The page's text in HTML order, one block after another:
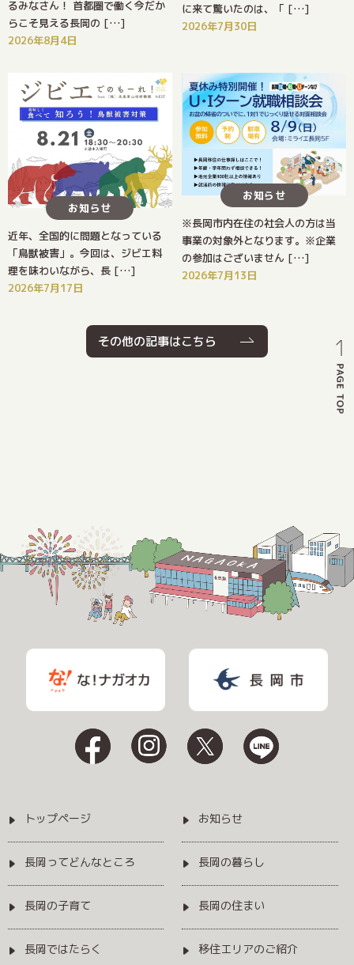
るみなさん！ 首都圏で働く今だか
らこそ見える長岡の […]
2026年8月4日
に来て驚いたのは、「 […]
2026年7月30日
お知らせ
近年、全国的に問題となっている
「鳥獣被害」。今回は、ジビエ料
理を味わいながら、長 […]
2026年7月17日
お知らせ
※長岡市内在住の社会人の方は当
事業の対象外となります。※企業
の参加はございません […]
2026年7月13日
その他の記事はこちら
トップページ
長岡ってどんなところ
長岡の子育て
長岡ではたらく
お知らせ
長岡の暮らし
長岡の住まい
移住エリアのご紹介